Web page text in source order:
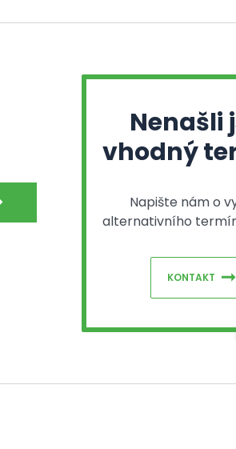
Nenašli
vhodný
Napište nám o
alternativního
KONTAKT